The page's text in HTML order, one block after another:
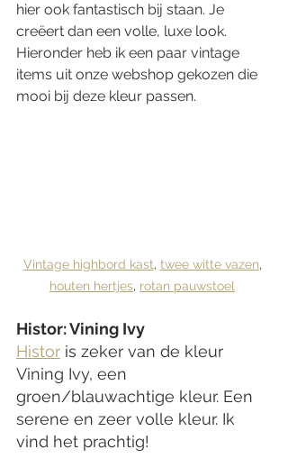
hier ook fantastisch bij staan. Je
creëert dan een volle, luxe look.
Hieronder heb ik een paar vintage
items uit onze webshop gekozen die
mooi bij deze kleur passen.
Vintage highbord kast, twee witte vazen,
houten hertjes, rotan pauwstoel
Histor: Vining Ivy
Histor is zeker van de kleur
Vining Ivy, een
groen/blauwachtige kleur. Een
serene en zeer volle kleur. Ik
vind het prachtig!